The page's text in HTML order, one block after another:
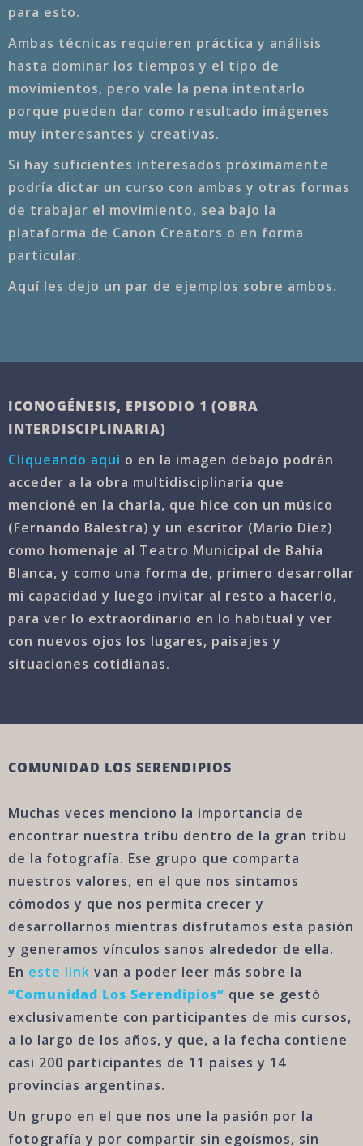
para esto.
Ambas técnicas requieren práctica y análisis
hasta dominar los tiempos y el tipo de
movimientos, pero vale la pena intentarlo
porque pueden dar como resultado imágenes
muy interesantes y creativas.
Si hay suficientes interesados próximamente
podría dictar un curso con ambas y otras formas
de trabajar el movimiento, sea bajo la
plataforma de Canon Creators o en forma
particular.
Aquí les dejo un par de ejemplos sobre ambos.
ICONOGÉNESIS, EPISODIO 1 (OBRA
INTERDISCIPLINARIA)
Cliqueando aquí o en la imagen debajo podrán
acceder a la obra multidisciplinaria que
mencioné en la charla, que hice con un músico
(Fernando Balestra) y un escritor (Mario Diez)
como homenaje al Teatro Municipal de Bahía
Blanca, y como una forma de, primero desarrollar
mi capacidad y luego invitar al resto a hacerlo,
para ver lo extraordinario en lo habitual y ver
con nuevos ojos los lugares, paisajes y
situaciones cotidianas.
COMUNIDAD LOS SERENDIPIOS
Muchas veces menciono la importancia de
encontrar nuestra tribu dentro de la gran tribu
de la fotografía. Ese grupo que comparta
nuestros valores, en el que nos sintamos
cómodos y que nos permita crecer y
desarrollarnos mientras disfrutamos esta pasión
y generamos vínculos sanos alrededor de ella.
En este link van a poder leer más sobre la
“Comunidad Los Serendipios” que se gestó
exclusivamente con participantes de mis cursos,
a lo largo de los años, y que, a la fecha contiene
casi 200 participantes de 11 países y 14
provincias argentinas.
Un grupo en el que nos une la pasión por la
fotografía y por compartir sin egoísmos, sin